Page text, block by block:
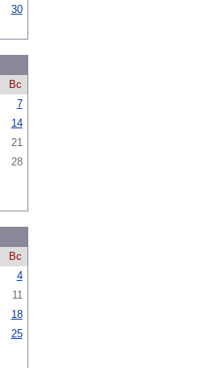
30
Вс
7
14
21
28
Вс
4
11
18
25